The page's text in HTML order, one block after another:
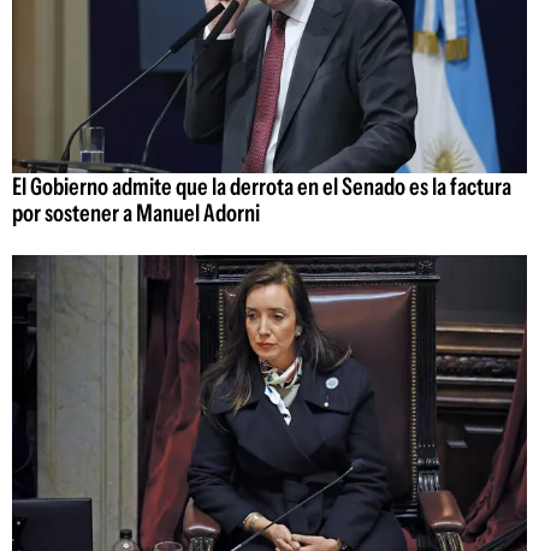
El Gobierno admite que la derrota en el Senado es la factura
por sostener a Manuel Adorni